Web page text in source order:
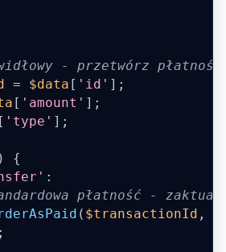
- przetwórz płatność
= $data [ 'id' ] ;
[ 'amount' ] ;
[ 'type' ] ;
)
{
:
płatność -
( $transactionId ,
;